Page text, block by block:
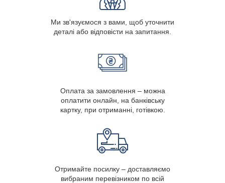
Ми зв'язуємося з вами, щоб уточнити
деталі або відповісти на запитання.
Оплата за замовлення – можна
оплатити онлайн, на банківську
картку, при отриманні, готівкою.
Отримайте посилку – доставляємо
вибраним перевізником по всій